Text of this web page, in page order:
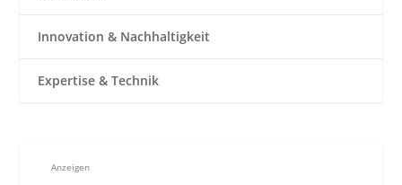
Innovation & Nachhaltigkeit
Expertise & Technik
Anzeigen